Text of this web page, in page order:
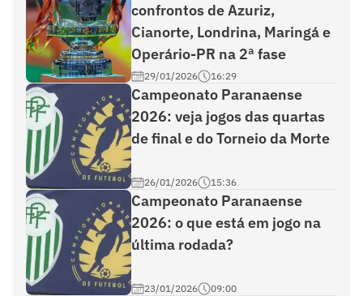
confrontos de Azuriz,
Cianorte, Londrina, Maringá e
Operário-PR na 2ª fase
29/01/2026 16:29
Campeonato Paranaense
2026: veja jogos das quartas
de final e do Torneio da Morte
26/01/2026 15:36
Campeonato Paranaense
2026: o que está em jogo na
última rodada?
23/01/2026 09:00